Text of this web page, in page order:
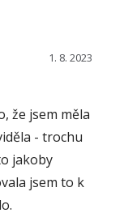
takových
kontrolní
lékaře.
1. 8. 2023
že jsem měla
- trochu
jakoby
jsem to k